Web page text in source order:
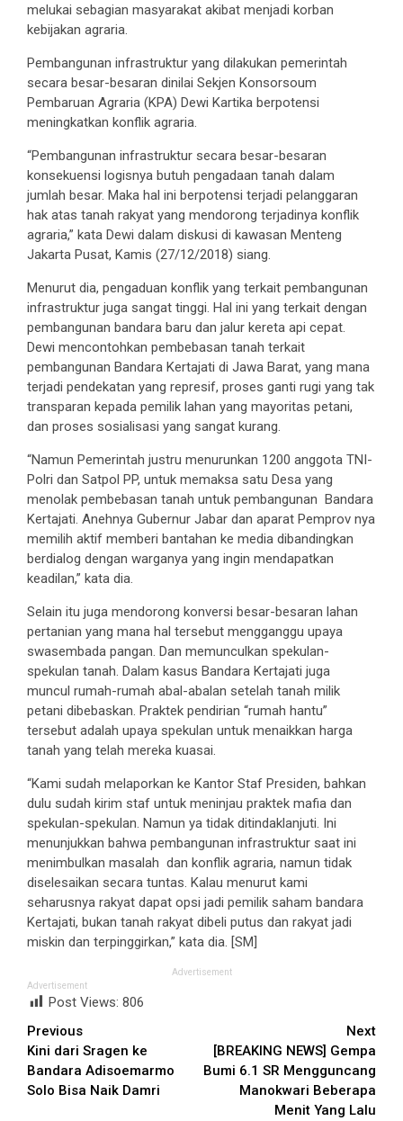
melukai sebagian masyarakat akibat menjadi korban
kebijakan agraria.
Pembangunan infrastruktur yang dilakukan pemerintah
secara besar-besaran dinilai Sekjen Konsorsoum
Pembaruan Agraria (KPA) Dewi Kartika berpotensi
meningkatkan konflik agraria.
“Pembangunan infrastruktur secara besar-besaran
konsekuensi logisnya butuh pengadaan tanah dalam
jumlah besar. Maka hal ini berpotensi terjadi pelanggaran
hak atas tanah rakyat yang mendorong terjadinya konflik
agraria,” kata Dewi dalam diskusi di kawasan Menteng
Jakarta Pusat, Kamis (27/12/2018) siang.
Menurut dia, pengaduan konflik yang terkait pembangunan
infrastruktur juga sangat tinggi. Hal ini yang terkait dengan
pembangunan bandara baru dan jalur kereta api cepat.
Dewi mencontohkan pembebasan tanah terkait
pembangunan Bandara Kertajati di Jawa Barat, yang mana
terjadi pendekatan yang represif, proses ganti rugi yang tak
transparan kepada pemilik lahan yang mayoritas petani,
dan proses sosialisasi yang sangat kurang.
“Namun Pemerintah justru menurunkan 1200 anggota TNI-
Polri dan Satpol PP, untuk memaksa satu Desa yang
menolak pembebasan tanah untuk pembangunan Bandara
Kertajati. Anehnya Gubernur Jabar dan aparat Pemprov nya
memilih aktif memberi bantahan ke media dibandingkan
berdialog dengan warganya yang ingin mendapatkan
keadilan,” kata dia.
Selain itu juga mendorong konversi besar-besaran lahan
pertanian yang mana hal tersebut mengganggu upaya
swasembada pangan. Dan memunculkan spekulan-
spekulan tanah. Dalam kasus Bandara Kertajati juga
muncul rumah-rumah abal-abalan setelah tanah milik
petani dibebaskan. Praktek pendirian “rumah hantu”
tersebut adalah upaya spekulan untuk menaikkan harga
tanah yang telah mereka kuasai.
“Kami sudah melaporkan ke Kantor Staf Presiden, bahkan
dulu sudah kirim staf untuk meninjau praktek mafia dan
spekulan-spekulan. Namun ya tidak ditindaklanjuti. Ini
menunjukkan bahwa pembangunan infrastruktur saat ini
menimbulkan masalah dan konflik agraria, namun tidak
diselesaikan secara tuntas. Kalau menurut kami
seharusnya rakyat dapat opsi jadi pemilik saham bandara
Kertajati, bukan tanah rakyat dibeli putus dan rakyat jadi
miskin dan terpinggirkan,” kata dia. [SM]
Advertisement
Advertisement
Post Views: 806
Continue
Reading
Previous
Kini dari Sragen ke
Bandara Adisoemarmo
Solo Bisa Naik Damri
Next
[BREAKING NEWS] Gempa
Bumi 6.1 SR Mengguncang
Manokwari Beberapa
Menit Yang Lalu